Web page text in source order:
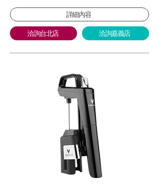
詳細內容
洽詢台北店 洽詢嘉義店